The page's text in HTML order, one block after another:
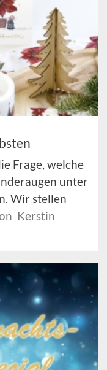
Frage, welche
unter
Wir stellen
Kerstin